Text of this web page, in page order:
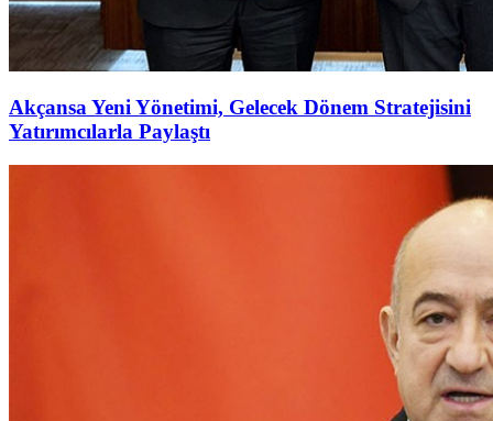
Akçansa Yeni Yönetimi, Gelecek Dönem Stratejisini
Yatırımcılarla Paylaştı